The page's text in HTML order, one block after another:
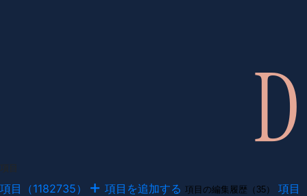
項目（1182735） 項目を追加する 項目の編集履歴（35）
項目